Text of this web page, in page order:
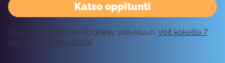
Katso oppitunti
Vaatii kirjautumisen Rockway palveluun. Voit kokeilla 7
päivää ilmaiseksi tästä!